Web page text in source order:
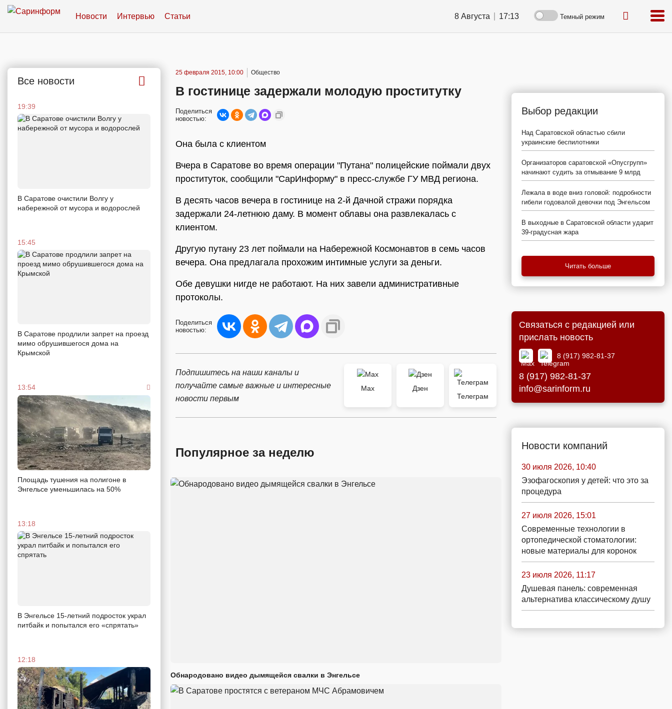
Новости Интервью Статьи 8 Августа 17:13 Темный режим
Все новости
19:39
В Саратове очистили Волгу у
набережной от мусора и водорослей
15:45
В Саратове продлили запрет на проезд
мимо обрушившегося дома на
Крымской
13:54
Площадь тушения на полигоне в
Энгельсе уменьшилась на 50%
13:18
В Энгельсе 15-летний подросток украл
питбайк и попытался его «спрятать»
12:18
25 февраля 2015, 10:00 Общество
В гостинице задержали молодую проститутку
Поделиться
новостью:
Она была с клиентом
Вчера в Саратове во время операции "Путана" полицейские поймали двух
проституток, сообщили "СарИнформу" в пресс-службе ГУ МВД региона.
В десять часов вечера в гостинице на 2-й Дачной стражи порядка
задержали 24-летнюю даму. В момент облавы она развлекалась с
клиентом.
Другую путану 23 лет поймали на Набережной Космонавтов в семь часов
вечера. Она предлагала прохожим интимные услуги за деньги.
Обе девушки нигде не работают. На них завели административные
протоколы.
Поделиться
новостью:
Подпишитесь на наши каналы и
получайте самые важные и интересные
новости первым
Max
Дзен
Телеграм
Популярное за неделю
Обнародовано видео дымящейся свалки в Энгельсе
Выбор редакции
Над Саратовской областью сбили
украинские беспилотники
Организаторов саратовской «Опусгрупп»
начинают судить за отмывание 9 млрд
Лежала в воде вниз головой: подробности
гибели годовалой девочки под Энгельсом
В выходные в Саратовской области ударит
39-градусная жара
Читать больше
Связаться с редакцией или
прислать новость
8 (917) 982-81-37
8 (917) 982-81-37
info@sarinform.ru
Новости компаний
30 июля 2026, 10:40
Эзофагоскопия у детей: что это за
процедура
27 июля 2026, 15:01
Современные технологии в
ортопедической стоматологии:
новые материалы для коронок
23 июля 2026, 11:17
Душевая панель: современная
альтернатива классическому душу